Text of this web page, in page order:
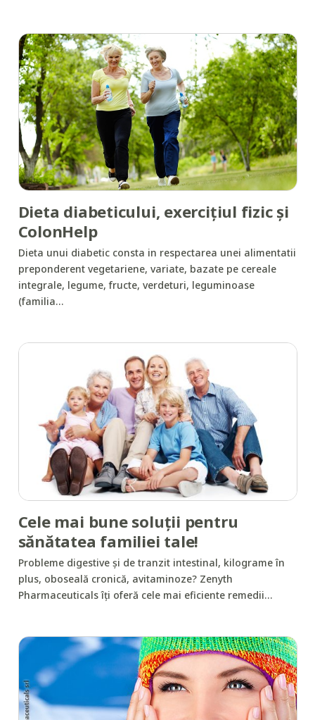
Dieta diabeticului, exerciţiul fizic şi
ColonHelp
Dieta unui diabetic consta in respectarea unei alimentatii
preponderent vegetariene, variate, bazate pe cereale
integrale, legume, fructe, verdeturi, leguminoase
(familia…
Cele mai bune soluții pentru
sănătatea familiei tale!
Probleme digestive și de tranzit intestinal, kilograme în
plus, oboseală cronică, avitaminoze? Zenyth
Pharmaceuticals îți oferă cele mai eficiente remedii…